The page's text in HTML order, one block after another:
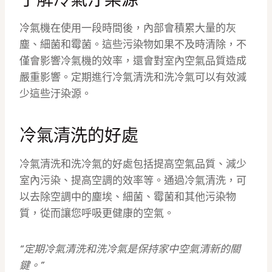
冷氣機在使用一段時間後，內部會積累大量的灰
塵、細菌和霉菌。這些污染物如果不及時清除，不
僅會影響冷氣機的效率，還會對室內空氣品質造成
嚴重影響。定期進行冷氣清洗和洗冷氣可以有效減
少這些汙染源。
冷氣清洗的好處
冷氣清洗和洗冷氣的好處包括提高空氣品質、減少
室內污染、提高空調的效率等。通過冷氣清洗，可
以去除空調中的塵埃、細菌、霉菌和其他污染物
質，從而讓您呼吸更健康的空氣。
“定期冷氣清洗和洗冷氣是保持家中空氣清新的關
鍵。”